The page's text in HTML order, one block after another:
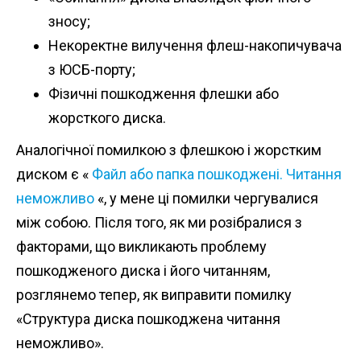
зносу;
Некоректне вилучення флеш-накопичувача
з ЮСБ-порту;
Фізичні пошкодження флешки або
жорсткого диска.
Аналогічної помилкою з флешкою і жорстким
диском є « Файл або папка пошкоджені. Читання
неможливо «, у мене ці помилки чергувалися
між собою. Після того, як ми розібралися з
факторами, що викликають проблему
пошкодженого диска і його читанням,
розглянемо тепер, як виправити помилку
«Структура диска пошкоджена читання
неможливо».